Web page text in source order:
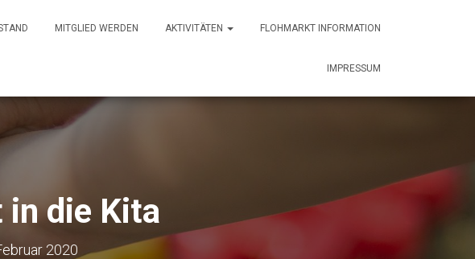
MITGLIED WERDEN AKTIVITÄTEN FLOHMARKT INFORMATION
IMPRESSUM
die Kita
2020